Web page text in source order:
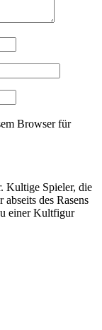
Browser für
Kultige Spieler, die
des Rasens
einer Kultfigur